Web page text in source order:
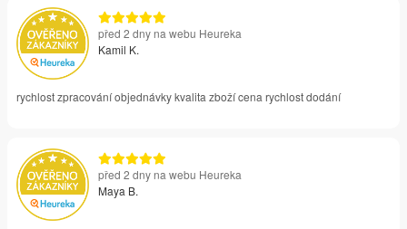
před 2 dny na webu Heureka
Kamil K.
rychlost zpracování objednávky kvalita zboží cena rychlost dodání
před 2 dny na webu Heureka
Maya B.